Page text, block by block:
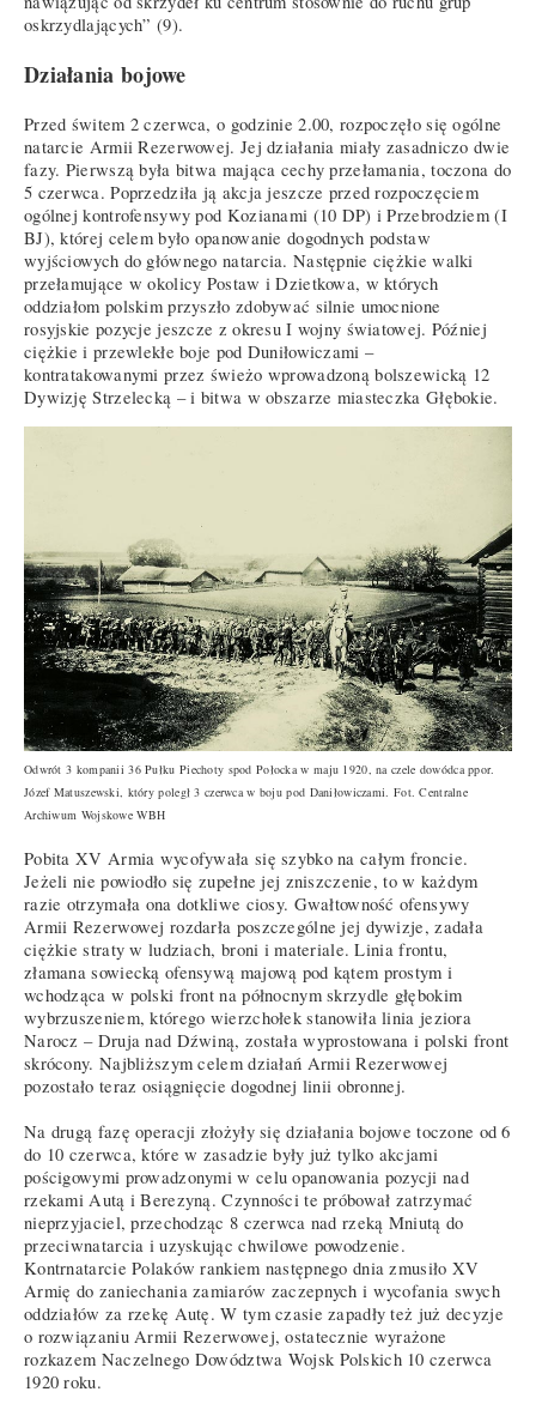
oskrzydlających” (9).
Działania bojowe
Przed świtem 2 czerwca, o godzinie 2.00, rozpoczęło się ogólne
natarcie Armii Rezerwowej. Jej działania miały zasadniczo dwie
fazy. Pierwszą była bitwa mająca cechy przełamania, toczona do
5 czerwca. Poprzedziła ją akcja jeszcze przed rozpoczęciem
ogólnej kontrofensywy pod Kozianami (10 DP) i Przebrodziem (I
BJ), której celem było opanowanie dogodnych podstaw
wyjściowych do głównego natarcia. Następnie ciężkie walki
przełamujące w okolicy Postaw i Dzietkowa, w których
oddziałom polskim przyszło zdobywać silnie umocnione
rosyjskie pozycje jeszcze z okresu I wojny światowej. Później
ciężkie i przewlekłe boje pod Duniłowiczami –
kontratakowanymi przez świeżo wprowadzoną bolszewicką 12
Dywizję Strzelecką – i bitwa w obszarze miasteczka Głębokie.
Odwrót 3 kompanii 36 Pułku Piechoty spod Połocka w maju 1920, na czele dowódca ppor.
Józef Matuszewski, który poległ 3 czerwca w boju pod Daniłowiczami. Fot. Centralne
Archiwum Wojskowe WBH
Pobita XV Armia wycofywała się szybko na całym froncie.
Jeżeli nie powiodło się zupełne jej zniszczenie, to w każdym
razie otrzymała ona dotkliwe ciosy. Gwałtowność ofensywy
Armii Rezerwowej rozdarła poszczególne jej dywizje, zadała
ciężkie straty w ludziach, broni i materiale. Linia frontu,
złamana sowiecką ofensywą majową pod kątem prostym i
wchodząca w polski front na północnym skrzydle głębokim
wybrzuszeniem, którego wierzchołek stanowiła linia jeziora
Narocz – Druja nad Dźwiną, została wyprostowana i polski front
skrócony. Najbliższym celem działań Armii Rezerwowej
pozostało teraz osiągnięcie dogodnej linii obronnej.
Na drugą fazę operacji złożyły się działania bojowe toczone od 6
do 10 czerwca, które w zasadzie były już tylko akcjami
pościgowymi prowadzonymi w celu opanowania pozycji nad
rzekami Autą i Berezyną. Czynności te próbował zatrzymać
nieprzyjaciel, przechodząc 8 czerwca nad rzeką Mniutą do
przeciwnatarcia i uzyskując chwilowe powodzenie.
Kontrnatarcie Polaków rankiem następnego dnia zmusiło XV
Armię do zaniechania zamiarów zaczepnych i wycofania swych
oddziałów za rzekę Autę. W tym czasie zapadły też już decyzje
o rozwiązaniu Armii Rezerwowej, ostatecznie wyrażone
rozkazem Naczelnego Dowództwa Wojsk Polskich 10 czerwca
1920 roku.